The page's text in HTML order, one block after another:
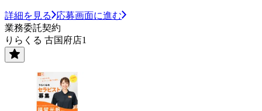
詳細を見る
応募画面に進む
業務委託契約
りらくる 古国府店1